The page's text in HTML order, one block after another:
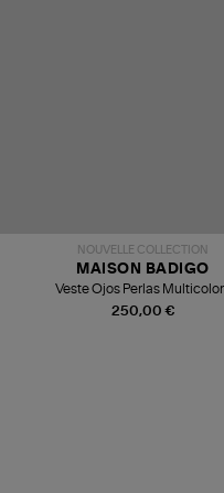
NOUVELLE COLLECTION
250,00 €
MAISON BADIGO
Veste Ojos Perlas